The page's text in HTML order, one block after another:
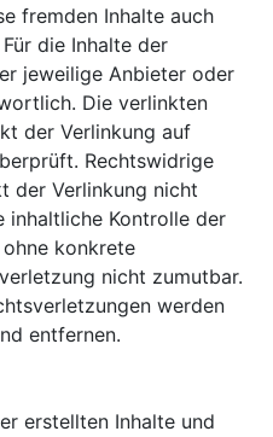
fremden Inhalte auch
die Inhalte der
jeweilige Anbieter oder
Die verlinkten
der Verlinkung auf
Rechtswidrige
der Verlinkung nicht
inhaltliche Kontrolle der
konkrete
nicht zumutbar.
werden
entfernen.
erstellten Inhalte und